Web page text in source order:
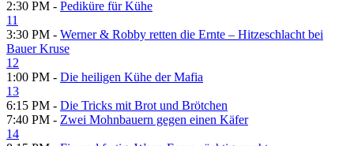
2:30 PM - Pediküre für Kühe
11
3:30 PM - Werner & Robby retten die Ernte – Hitzeschlacht bei
Bauer Kruse
12
1:00 PM - Die heiligen Kühe der Mafia
13
6:15 PM - Die Tricks mit Brot und Brötchen
7:40 PM - Zwei Mohnbauern gegen einen Käfer
14